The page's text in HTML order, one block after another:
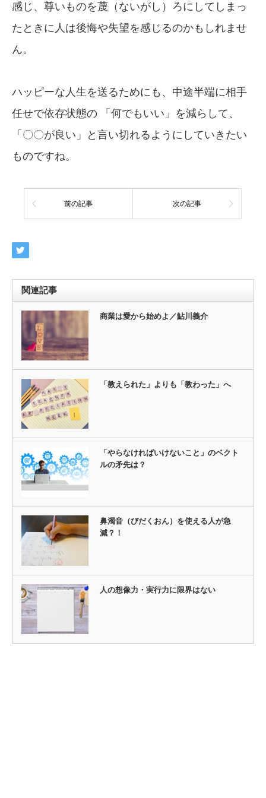
感じ、尊いものを蔑（ないがし）ろにしてしまっ
たときに人は後悔や失望を感じるのかもしれませ
ん。
ハッピーな人生を送るためにも、中途半端に相手
任せで依存状態の 「何でもいい」を減らして、
「〇〇が良い」と言い切れるようにしていきたい
ものですね。
前の記事 次の記事
関連記事
商業は愛から始めよ／鮎川義介
「教えられた」よりも「教わった」へ
「やらなければいけないこと」のベクト
ルの矛先は？
鼻濁音（びだくおん）を使える人が急
減？！
人の想像力・実行力に限界はない